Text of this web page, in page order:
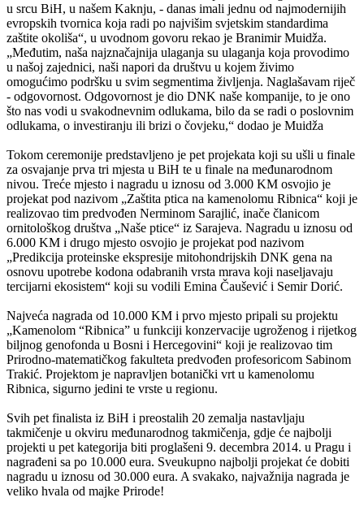
u srcu BiH, u našem Kaknju, - danas imali jednu od najmodernijih
evropskih tvornica koja radi po najvišim svjetskim standardima
zaštite okoliša“, u uvodnom govoru rekao je Branimir Muidža.
„Međutim, naša najznačajnija ulaganja su ulaganja koja provodimo
u našoj zajednici, naši napori da društvu u kojem živimo
omogućimo podršku u svim segmentima življenja. Naglašavam riječ
- odgovornost. Odgovornost je dio DNK naše kompanije, to je ono
što nas vodi u svakodnevnim odlukama, bilo da se radi o poslovnim
odlukama, o investiranju ili brizi o čovjeku,“ dodao je Muidža
Tokom ceremonije predstavljeno je pet projekata koji su ušli u finale
za osvajanje prva tri mjesta u BiH te u finale na međunarodnom
nivou. Treće mjesto i nagradu u iznosu od 3.000 KM osvojio je
projekat pod nazivom „Zaštita ptica na kamenolomu Ribnica“ koji je
realizovao tim predvođen Nerminom Sarajlić, inače članicom
ornitološkog društva „Naše ptice“ iz Sarajeva. Nagradu u iznosu od
6.000 KM i drugo mjesto osvojio je projekat pod nazivom
„Predikcija proteinske ekspresije mitohondrijskih DNK gena na
osnovu upotrebe kodona odabranih vrsta mrava koji naseljavaju
tercijarni ekosistem“ koji su vodili Emina Čaušević i Semir Dorić.
Najveća nagrada od 10.000 KM i prvo mjesto pripali su projektu
„Kamenolom “Ribnica” u funkciji konzervacije ugroženog i rijetkog
biljnog genofonda u Bosni i Hercegovini“ koji je realizovao tim
Prirodno-matematičkog fakulteta predvođen profesoricom Sabinom
Trakić. Projektom je napravljen botanički vrt u kamenolomu
Ribnica, sigurno jedini te vrste u regionu.
Svih pet finalista iz BiH i preostalih 20 zemalja nastavljaju
takmičenje u okviru međunarodnog takmičenja, gdje će najbolji
projekti u pet kategorija biti proglašeni 9. decembra 2014. u Pragu i
nagrađeni sa po 10.000 eura. Sveukupno najbolji projekat će dobiti
nagradu u iznosu od 30.000 eura. A svakako, najvažnija nagrada je
veliko hvala od majke Prirode!